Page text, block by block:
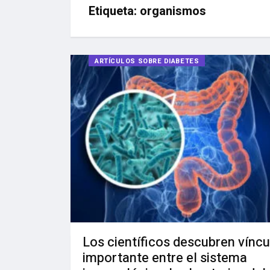
Etiqueta: organismos
ARTÍCULOS SOBRE DIABETES
Los científicos descubren
importante entre el sistema